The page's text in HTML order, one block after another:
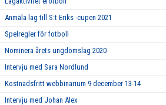
Anmäla lag till S:t Eriks -cupen 2021
Spelregler för fotboll
Nominera årets ungdomslag 2020
Intervju med Sara Nordlund
Kostnadsfritt webbinarium 9 december 13-14
Intervju med Johan Alex